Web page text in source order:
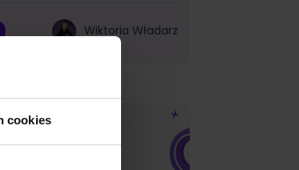
cookies
Wiktoria Władarz